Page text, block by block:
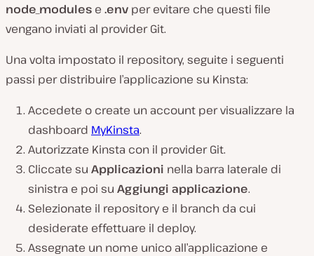
node_modules e .env per evitare che questi file
vengano inviati al provider Git.
Una volta impostato il repository, seguite i seguenti
passi per distribuire l’applicazione su Kinsta:
Accedete o create un account per visualizzare la
dashboard MyKinsta.
Autorizzate Kinsta con il provider Git.
Cliccate su Applicazioni nella barra laterale di
sinistra e poi su Aggiungi applicazione.
Selezionate il repository e il branch da cui
desiderate effettuare il deploy.
Assegnate un nome unico all’applicazione e